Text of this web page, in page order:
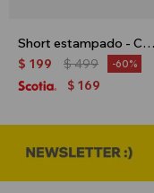
Short estampado - Celeste
$ 199 $499 60
$ 169